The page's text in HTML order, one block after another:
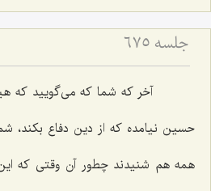
جلسه ۶۷۵
آخر كه شما كه می‌گویید كه
حسین نیامده كه از دین دفاع بكند،
همه هم شنیدند چطور آن وقتی كه